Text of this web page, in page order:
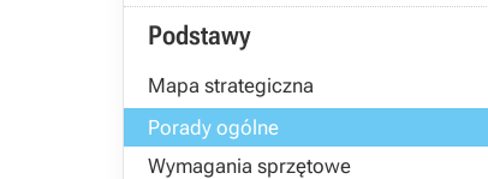
Podstawy
Mapa strategiczna
Porady ogólne
Wymagania sprzętowe